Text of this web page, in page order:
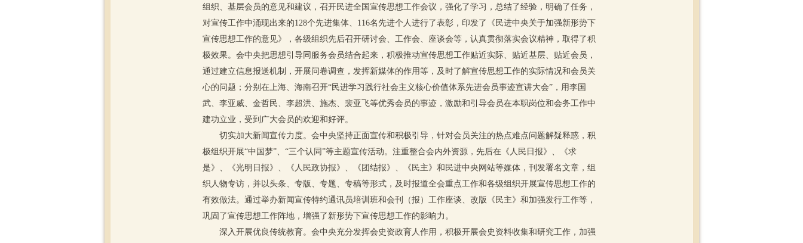
组织、基层会员的意见和建议，召开民进全国宣传思想工作会议，强化了学习，总结了经验，明确了任务，
对宣传工作中涌现出来的128个先进集体、116名先进个人进行了表彰，印发了《民进中央关于加强新形势下
宣传思想工作的意见》，各级组织先后召开研讨会、工作会、座谈会等，认真贯彻落实会议精神，取得了积
极效果。会中央把思想引导同服务会员结合起来，积极推动宣传思想工作贴近实际、贴近基层、贴近会员，
通过建立信息报送机制，开展问卷调查，发挥新媒体的作用等，及时了解宣传思想工作的实际情况和会员关
心的问题；分别在上海、海南召开“民进学习践行社会主义核心价值体系先进会员事迹宣讲大会”，用李国
武、李亚威、金哲民、李超洪、施杰、裴亚飞等优秀会员的事迹，激励和引导会员在本职岗位和会务工作中
建功立业，受到广大会员的欢迎和好评。
切实加大新闻宣传力度。会中央坚持正面宣传和积极引导，针对会员关注的热点难点问题解疑释惑，积
极组织开展“中国梦”、“三个认同”等主题宣传活动。注重整合会内外资源，先后在《人民日报》、《求
是》、《光明日报》、《人民政协报》、《团结报》、《民主》和民进中央网站等媒体，刊发署名文章，组
织人物专访，并以头条、专版、专题、专稿等形式，及时报道全会重点工作和各级组织开展宣传思想工作的
有效做法。通过举办新闻宣传特约通讯员培训班和会刊（报）工作座谈、改版《民主》和加强发行工作等，
巩固了宣传思想工作阵地，增强了新形势下宣传思想工作的影响力。
深入开展优良传统教育。会中央充分发挥会史资政育人作用，积极开展会史资料收集和研究工作，加强